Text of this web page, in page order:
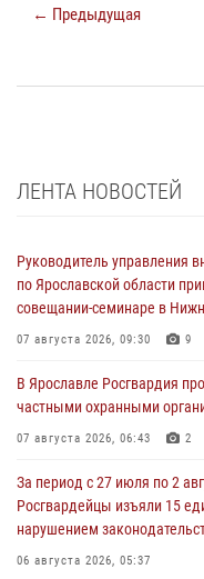
← Предыдущая
ЛЕНТА НОВОСТЕЙ
Руководитель управления
по Ярославской области
совещании-семинаре в
07 августа 2026, 09:30 9
В Ярославле Росгвардия
частными охранными
07 августа 2026, 06:43 2
За период с 27 июля по 2
Росгвардейцы изъяли 15
нарушением
06 августа 2026, 05:37